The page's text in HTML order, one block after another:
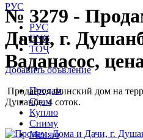
РУС
РУС
ENG
ТОҶ
Добавить объвление
Продам
Сдам
Куплю
Сниму
Меняю
№ 3279 -
Дачи, г.
Ваданасос,
Продаётся Финский дом на
Душанбе. 4 соток.